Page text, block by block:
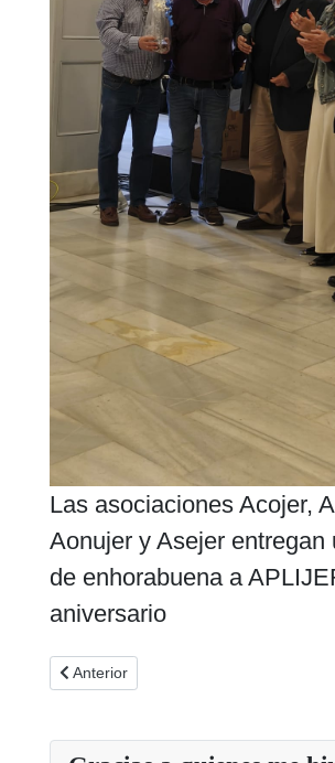
Las asociaciones Acojer,
Aonujer y Asejer entregan
de enhorabuena a
aniversario
Artículo anterior: PTV Linares se hace
Anterior